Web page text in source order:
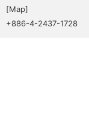
[Map]
+886-4-2437-1728